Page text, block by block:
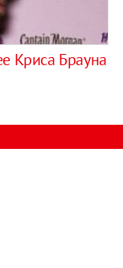
Криса Брауна